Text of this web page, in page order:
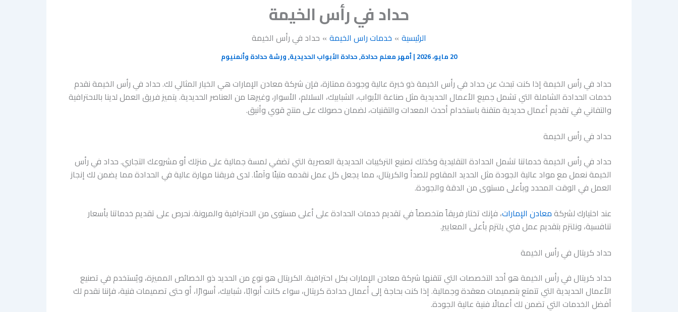
حداد في رأس الخيمة
الرئيسية خدمات راس الخيمة حداد في رأس الخيمة
20 مايو، 2026 |أمهر معلم حدادة,حدادة الأبواب الحديدية,ورشة حدادة وألمنيوم
حداد في رأس الخيمة إذا كنت تبحث عن حداد في رأس الخيمة ذو خبرة عالية وجودة ممتازة، فإن شركة معادن الإمارات هي الخيار المثالي لك. حداد في رأس الخيمة نقدم
خدمات الحدادة الشاملة التي تشمل جميع الأعمال الحديدية مثل صناعة الأبواب، الشبابيك، السلالم، الأسوار، وغيرها من العناصر الحديدية. يتميز فريق العمل لدينا بالاحترافية
والتفاني في تقديم أعمال حديدية متقنة باستخدام أحدث المعدات والتقنيات، لضمان حصولك على منتج قوي وأنيق.
حداد في رأس الخيمة
حداد في رأس الخيمة خدماتنا تشمل الحدادة التقليدية وكذلك تصنيع التركيبات الحديدية العصرية التي تضفي لمسة جمالية على منزلك أو مشروعك التجاري. حداد في رأس
الخيمة نعمل مع مواد عالية الجودة مثل الحديد المقاوم للصدأ والكريتال، مما يجعل كل عمل نقدمه متينًا وآمنًا. لدى فريقنا مهارة عالية في الحدادة مما يضمن لك إنجاز
العمل في الوقت المحدد وبأعلى مستوى من الدقة والجودة.
عند اختيارك لشركةمعادن الإمارات، فإنك تختار فريقاً متخصصاً في تقديم خدمات الحدادة على أعلى مستوى من الاحترافية والمرونة. نحرص على تقديم خدماتنا بأسعار
تنافسية، ونلتزم بتقديم عمل فني يلتزم بأعلى المعايير.
حداد كريتال في رأس الخيمة
حداد كريتال في رأس الخيمة هو أحد التخصصات التي تتقنها شركة معادن الإمارات بكل احترافية. الكريتال هو نوع من الحديد ذو الخصائص المميزة، ويُستخدم في تصنيع
الأعمال الحديدية التي تتمتع بتصميمات معقدة وجمالية. إذا كنت بحاجة إلى أعمال حدادة كريتال، سواء كانت أبوابًا، شبابيك، أسوارًا، أو حتى تصميمات فنية، فإننا نقدم لك
أفضل الخدمات التي تضمن لك أعمالًا فنية عالية الجودة.